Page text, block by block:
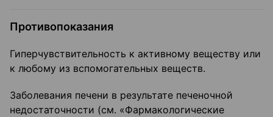
Противопоказания
Гиперчувствительность к активному веществу или
к любому из вспомогательных веществ.
Заболевания печени в результате печеночной
недостаточности (см. «Фармакологические